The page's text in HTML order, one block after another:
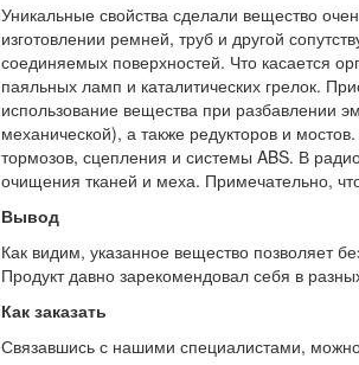
Уникальные свойства сделали вещество
изготовлении ремней, труб и другой
соединяемых поверхностей. Что касается
паяльных ламп и каталитических грелок.
использование вещества при разбавлении
механической), а также редукторов и
тормозов, сцепления и системы ABS. В
очищения тканей и меха. Примечательно,
Вывод
Как видим, указанное вещество позволяет
Продукт давно зарекомендовал себя в
Как заказать
Связавшись с нашими специалистами,